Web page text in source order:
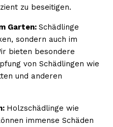
zu beseitigen.
Garten: Schädlinge
sondern auch im
bieten besondere
von Schädlingen wie
und anderen
Holzschädlinge wie
immense Schäden